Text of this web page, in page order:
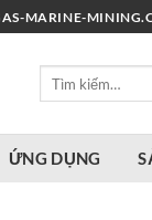
MARINE-
ỨNG DỤNG